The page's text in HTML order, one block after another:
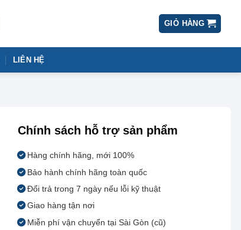
GIỎ HÀNG
LIÊN HỆ
Chính sách hỗ trợ sản phẩm
Hàng chính hãng, mới 100%
Bảo hành chính hãng toàn quốc
Đổi trả trong 7 ngày nếu lỗi kỹ thuật
Giao hàng tận nơi
Miễn phí vận chuyển tại Sài Gòn (cũ)